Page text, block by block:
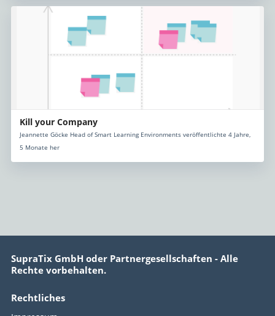
Kill your Company
Jeannette Göcke Head of Smart Learning Environments veröffentlichte 4 Jahre,
5 Monate her
SupraTix GmbH oder Partnergesellschaften - Alle
Rechte vorbehalten.
Rechtliches